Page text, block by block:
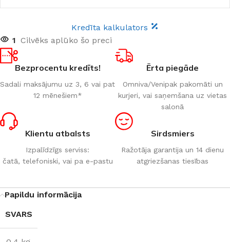
Kredīta kalkulators
1 Cilvēks aplūko šo preci
Bezprocentu kredīts!
Sadali maksājumu uz 3, 6 vai pat
12 mēnešiem*
Ērta piegāde
Omniva/Venipak pakomāti un
kurjeri, vai saņemšana uz vietas
salonā
Klientu atbalsts
Izpalīdzīgs serviss:
čatā, telefoniski, vai pa e-pastu
Sirdsmiers
Ražotāja garantija un 14 dienu
atgriezšanas tiesības
Papildu informācija
SVARS